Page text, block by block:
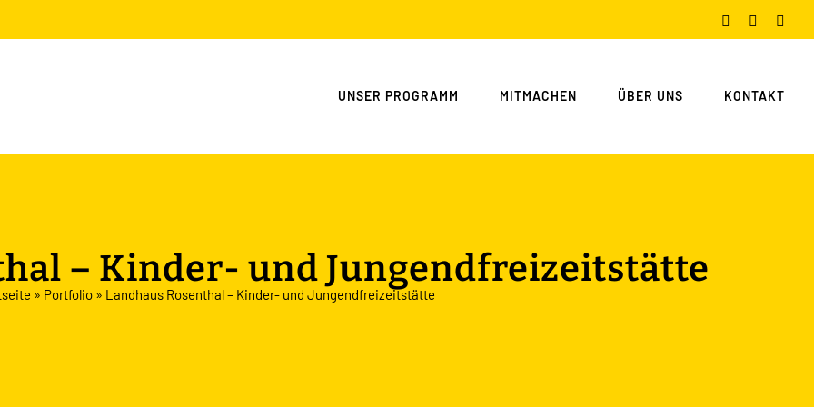
FacebookInstagram
UNSER PROGRAMM MITMACHEN ÜBER UNS KONTAKT
– Kinder- und Jungendfreizeitstätte
» Portfolio» Landhaus Rosenthal – Kinder- und Jungendfreizeitstätte